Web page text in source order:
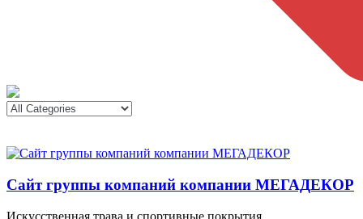
Сайт группы компаний компании МЕГАДЕКОР
Искусственная трава и спортивные покрытия